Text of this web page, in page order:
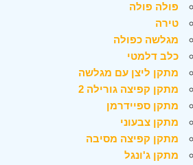
פולה פולה
טירה
מגלשה כפולה
כלב דלמטי
מתקן ליצן עם מגלשה
מתקן קפיצה גורילה 2
מתקן ספיידרמן
מתקן צבעוני
מתקן קפיצה מסיבה
מתקן ג'ונגל